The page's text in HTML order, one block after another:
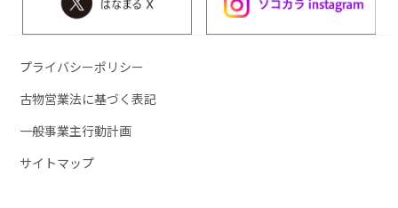
プライバシーポリシー
古物営業法に基づく表記
一般事業主行動計画
サイトマップ